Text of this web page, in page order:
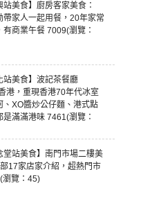
站美食】廚房客家美食：
帶家人一起用餐，20年家常
商業午餐 7009(瀏覽：
站美食】波記茶餐廳
港，重現香港70年代冰室
、XO醬炒公仔麵、港式點
滿滿港味 7461(瀏覽：
堂站美食】南門市場二樓美
17家店家介紹，超熱門市
瀏覽：45)